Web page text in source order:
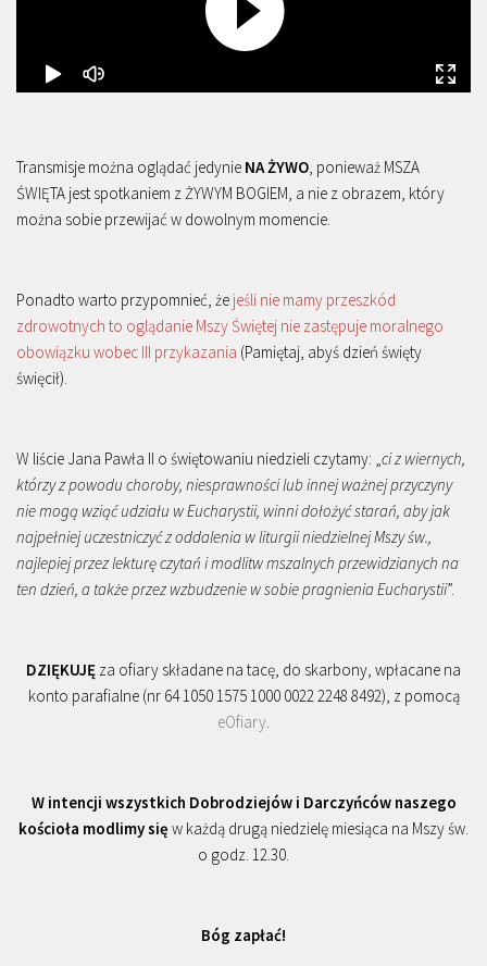
Transmisje można oglądać jedynie NA ŻYWO, ponieważ MSZA
ŚWIĘTA jest spotkaniem z ŻYWYM BOGIEM, a nie z obrazem, który
można sobie przewijać w dowolnym momencie.
Ponadto warto przypomnieć, że jeśli nie mamy przeszkód
zdrowotnych to oglądanie Mszy Świętej nie zastępuje moralnego
obowiązku wobec III przykazania (Pamiętaj, abyś dzień święty
święcił).
W liście Jana Pawła II o świętowaniu niedzieli czytamy: „ci z wiernych,
którzy z powodu choroby, niesprawności lub innej ważnej przyczyny
nie mogą wziąć udziału w Eucharystii, winni dołożyć starań, aby jak
najpełniej uczestniczyć z oddalenia w liturgii niedzielnej Mszy św.,
najlepiej przez lekturę czytań i modlitw mszalnych przewidzianych na
ten dzień, a także przez wzbudzenie w sobie pragnienia Eucharystii”.
DZIĘKUJĘ za ofiary składane na tacę, do skarbony, wpłacane na
konto parafialne (nr 64 1050 1575 1000 0022 2248 8492), z pomocą
eOfiary.
W intencji wszystkich Dobrodziejów i Darczyńców naszego
kościoła modlimy się w każdą drugą niedzielę miesiąca na Mszy św.
o godz. 12.30.
Bóg zapłać!